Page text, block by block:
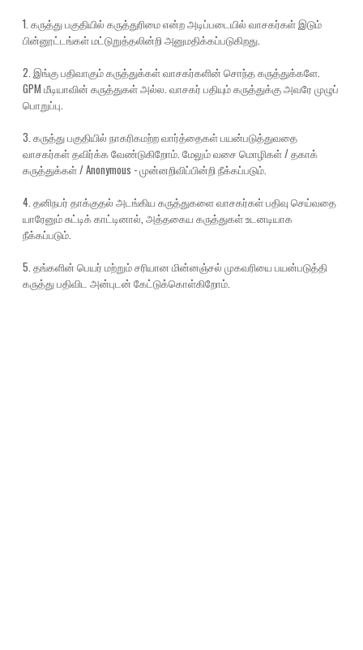
1. கருத்து பகுதியில் கருத்துரிமை என்ற அடிப்படையில் வாசகர்கள் இடும்
பின்னூட்டங்கள் மட்டுறுத்தலின்றி அனுமதிக்கப்படுகிறது.
2. இங்கு பதிவாகும் கருத்துக்கள் வாசகர்களின் சொந்த கருத்துக்களே.
GPM மீடியாவின் கருத்துகள் அல்ல. வாசகர் பதியும் கருத்துக்கு அவரே முழுப்
பொறுப்பு.
3. கருத்து பகுதியில் நாகரிகமற்ற வார்த்தைகள் பயன்படுத்துவதை
வாசகர்கள் தவிர்க்க வேண்டுகிறோம். மேலும் வசை மொழிகள் / தகாக்
கருத்துக்கள் / Anonymous - முன்னறிவிப்பின்றி நீக்கப்படும்.
4. தனிநபர் தாக்குதல் அடங்கிய கருத்துகளை வாசகர்கள் பதிவு செய்வதை
யாரேனும் சுட்டிக் காட்டினால், அத்தகைய கருத்துகள் உடனடியாக
நீக்கப்படும்.
5. தங்களின் பெயர் மற்றும் சரியான மின்னஞ்சல் முகவரியை பயன்படுத்தி
கருத்து பதிவிட அன்புடன் கேட்டுக்கொள்கிறோம்.